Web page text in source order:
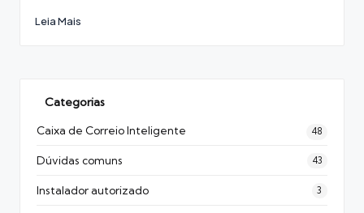
Leia Mais
Categorias
Caixa de Correio Inteligente 48
Dúvidas comuns 43
Instalador autorizado 3